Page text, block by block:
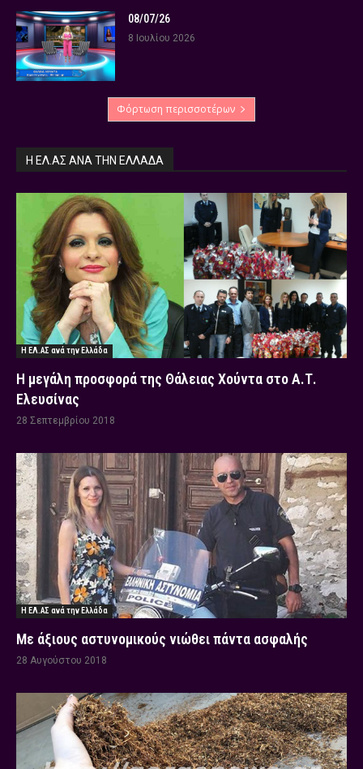
08/07/26
8 Ιουλίου 2026
Φόρτωση περισσοτέρων
Η ΕΛ.ΑΣ ΑΝΆ ΤΗΝ ΕΛΛΆΔΑ
Η ΕΛ.ΑΣ ανά την Ελλάδα
Η μεγάλη προσφορά της Θάλειας Χούντα στο Α.Τ.
Ελευσίνας
28 Σεπτεμβρίου 2018
Η ΕΛ.ΑΣ ανά την Ελλάδα
Με άξιους αστυνομικούς νιώθει πάντα ασφαλής
28 Αυγούστου 2018